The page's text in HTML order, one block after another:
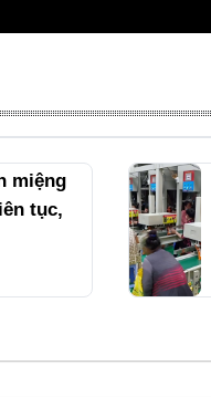
miệng
tục,
miệng